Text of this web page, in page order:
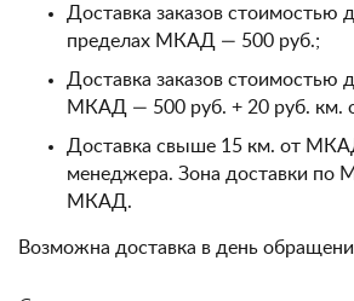
Доставка заказов стоимостью
пределах МКАД — 500 руб.;
Доставка заказов стоимостью
МКАД — 500 руб. + 20 руб.
Доставка свыше 15 км. от
менеджера. Зона доставки по
МКАД.
Возможна доставка в день